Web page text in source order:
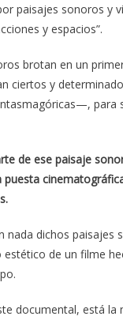
paisajes sonoros y
y espacios”.
brotan en un
ciertos y
para
de ese paisaje
nada dichos
de un filme
documental, está